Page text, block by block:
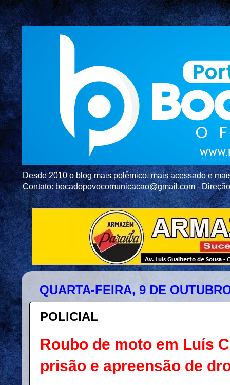
Desde 2010 o blog mais polêmico, mais acessado e
Contato: bocadopovocomunicacao@gmail.com -
QUARTA-FEIRA, 9 DE
POLICIAL
Roubo de moto em Luís
prisão e apreensão de